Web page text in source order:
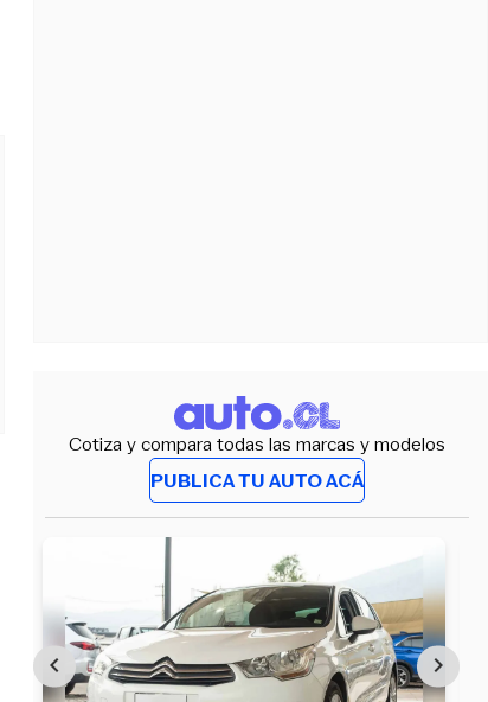
Cotiza y compara todas las marcas y modelos
PUBLICA TU AUTO ACÁ